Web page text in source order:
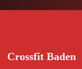
FOOTER
Crossfit Baden